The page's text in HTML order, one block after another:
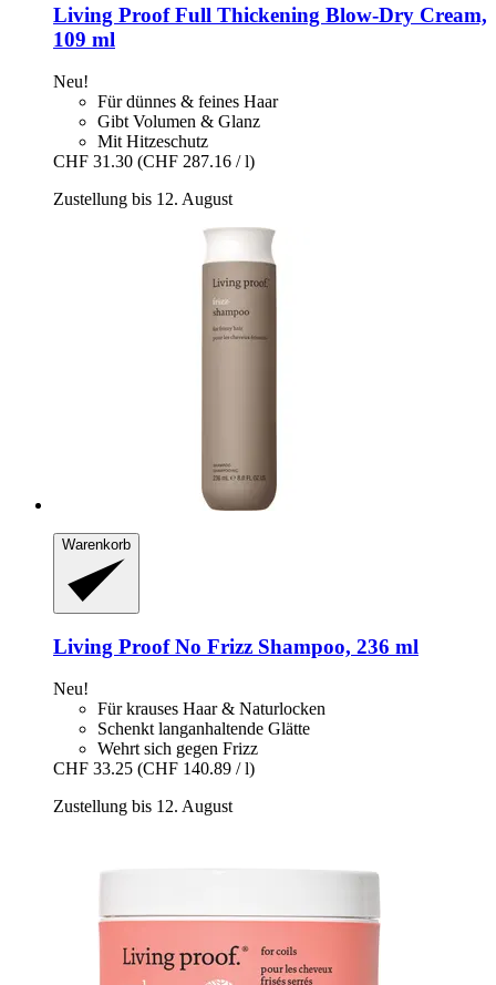
Living ProofFull Thickening Blow-​Dry Cream,
109 ml
Neu!
Für dünnes & feines Haar
Gibt Volumen & Glanz
Mit Hitzeschutz
CHF 31.30 (CHF 287.16 / l)
Zustellung bis 12. August
Warenkorb
Living ProofNo Frizz Shampoo, 236 ml
Neu!
Für krauses Haar & Naturlocken
Schenkt langanhaltende Glätte
Wehrt sich gegen Frizz
CHF 33.25 (CHF 140.89 / l)
Zustellung bis 12. August